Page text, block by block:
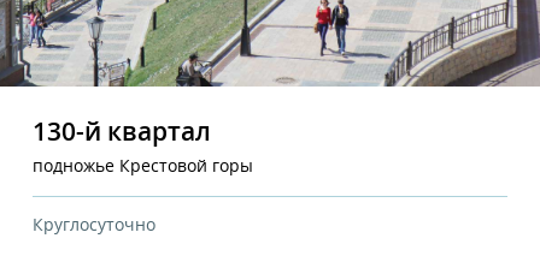
130-й квартал
подножье Крестовой горы
Круглосуточно